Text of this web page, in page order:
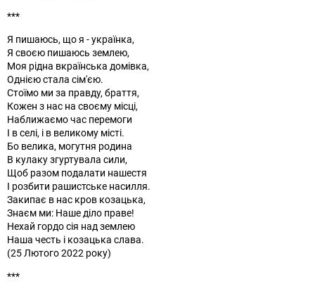
***
Я пишаюсь, що я - українка,
Я своєю пишаюсь землею,
Моя рідна вкраїнська домівка,
Однією стала сім'єю.
Стоїмо ми за правду, браття,
Кожен з нас на своєму місці,
Наближаємо час перемоги
І в селі, і в великому місті.
Бо велика, могутня родина
В кулаку згуртувала сили,
Щоб разом подалати нашестя
І розбити рашистське насилля.
Закипає в нас кров козацька,
Знаєм ми: Наше діло праве!
Нехай гордо сія над землею
Наша честь і козацька слава.
(25 Лютого 2022 року)
***